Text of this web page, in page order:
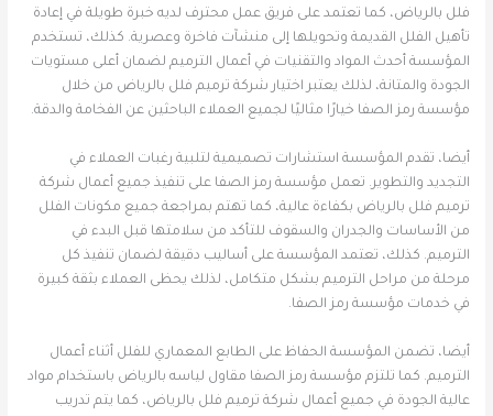
فلل بالرياض، كما تعتمد على فريق عمل محترف لديه خبرة طويلة في إعادة
تأهيل الفلل القديمة وتحويلها إلى منشآت فاخرة وعصرية. كذلك، تستخدم
المؤسسة أحدث المواد والتقنيات في أعمال الترميم لضمان أعلى مستويات
الجودة والمتانة، لذلك يعتبر اختيار شركة ترميم فلل بالرياض من خلال
مؤسسة رمز الصفا خيارًا مثاليًا لجميع العملاء الباحثين عن الفخامة والدقة.
أيضا، تقدم المؤسسة استشارات تصميمية لتلبية رغبات العملاء في
التجديد والتطوير. تعمل مؤسسة رمز الصفا على تنفيذ جميع أعمال شركة
ترميم فلل بالرياض بكفاءة عالية، كما تهتم بمراجعة جميع مكونات الفلل
من الأساسات والجدران والسقوف للتأكد من سلامتها قبل البدء في
الترميم. كذلك، تعتمد المؤسسة على أساليب دقيقة لضمان تنفيذ كل
مرحلة من مراحل الترميم بشكل متكامل، لذلك يحظى العملاء بثقة كبيرة
في خدمات مؤسسة رمز الصفا.
أيضا، تضمن المؤسسة الحفاظ على الطابع المعماري للفلل أثناء أعمال
الترميم. كما تلتزم مؤسسة رمز الصفا مقاول لياسه بالرياض باستخدام مواد
عالية الجودة في جميع أعمال شركة ترميم فلل بالرياض، كما يتم تدريب